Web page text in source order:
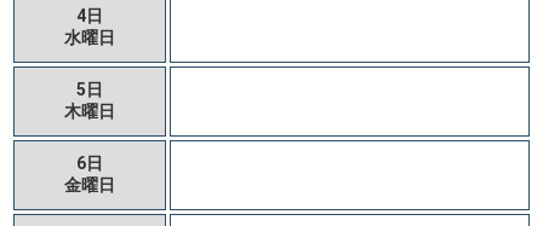
4日
水曜日
5日
木曜日
6日
金曜日